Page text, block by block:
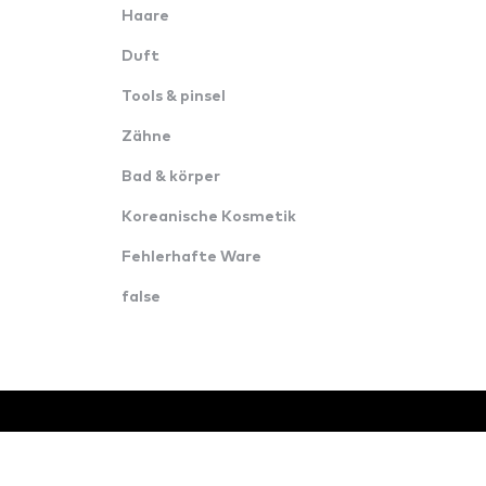
Haare
Duft
Tools & pinsel
Zähne
Bad & körper
Koreanische Kosmetik
Fehlerhafte Ware
false